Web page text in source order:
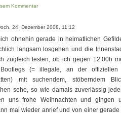
Kommentar
24. Dezember 2008, 11:12
ohnehin gerade in heimatlichen
langsam losgehen und die
zugleich testen, ob ich gegen 12.00h
(= illegale, an der offiziellen
mit suchendem, stöberndem
sehe, so wie damals zuverlässig
uns frohe Weihnachten und gingen
mal wieder anrief und von einer